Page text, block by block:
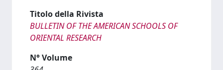
Titolo della Rivista
BULLETIN OF THE AMERICAN SCHOOLS OF
ORIENTAL RESEARCH
N° Volume